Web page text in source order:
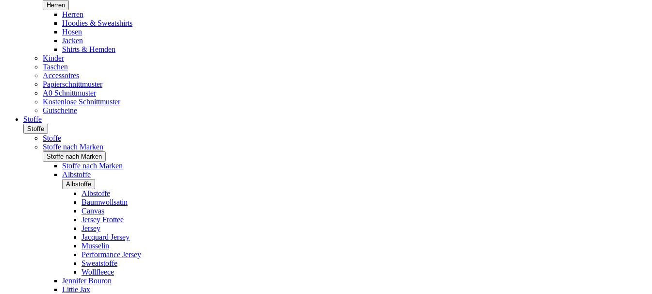
Herren
Herren
Hoodies & Sweatshirts
Hosen
Jacken
Shirts & Hemden
Kinder
Taschen
Accessoires
Papierschnittmuster
A0 Schnittmuster
Kostenlose Schnittmuster
Gutscheine
Stoffe
Stoffe
Stoffe
Stoffe nach Marken
Stoffe nach Marken
Stoffe nach Marken
Albstoffe
Albstoffe
Albstoffe
Baumwollsatin
Canvas
Jersey Frottee
Jersey
Jacquard Jersey
Musselin
Performance Jersey
Sweatstoffe
Wollfleece
Jennifer Bouron
Little Jax